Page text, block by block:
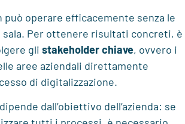
può operare efficacemente senza le
Per ottenere risultati concreti, è
gli stakeholder chiave, ovvero i
aree aziendali direttamente
di digitalizzazione.
dall’obiettivo dell’azienda: se